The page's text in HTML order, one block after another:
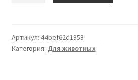
BIO
LIGHT
Артикул: 44bef62d1858
Категория: Для животных